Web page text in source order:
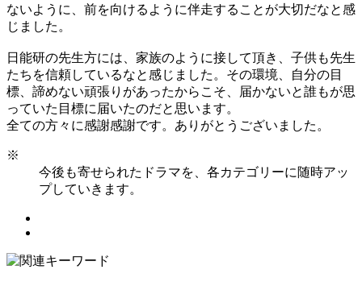
ないように、前を向けるように伴走することが大切だなと感
じました。
日能研の先生方には、家族のように接して頂き、子供も先生
たちを信頼しているなと感じました。その環境、自分の目
標、諦めない頑張りがあったからこそ、届かないと誰もが思
っていた目標に届いたのだと思います。
全ての方々に感謝感謝です。ありがとうございました。
※
今後も寄せられたドラマを、各カテゴリーに随時アッ
プしていきます。